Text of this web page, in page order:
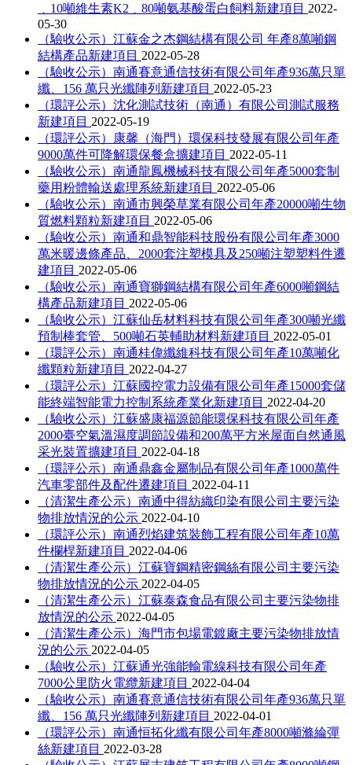
﹑10噸維生素K2﹑80噸氨基酸蛋白飼料新建項目 2022-
05-30
（驗收公示）江蘇金之杰鋼結構有限公司 年產8萬噸鋼
結構產品新建項目 2022-05-28
（驗收公示）南通賽意通信技術有限公司年產936萬只單
纖、156 萬只光纖陣列新建項目 2022-05-23
（環評公示）沈化測試技術（南通）有限公司測試服務
新建項目 2022-05-19
（環評公示）康馨（海門）環保科技發展有限公司年產
9000萬件可降解環保餐盒擴建項目 2022-05-11
（驗收公示）南通龍鳳機械科技有限公司年產5000套制
藥用粉體輸送處理系統新建項目 2022-05-06
（驗收公示）南通市興榮草業有限公司年產20000噸生物
質燃料顆粒新建項目 2022-05-06
（驗收公示）南通和鼎智能科技股份有限公司年產3000
萬米暖邊條產品、2000套注塑模具及250噸注塑塑料件遷
建項目 2022-05-06
（驗收公示）南通寶獅鋼結構有限公司年產6000噸鋼結
構產品新建項目 2022-05-06
（驗收公示）江蘇仙岳材料科技有限公司年產300噸光纖
預制棒套管、500噸石英輔助材料新建項目 2022-05-01
（環評公示）南通桂偉纖維科技有限公司年產10萬噸化
纖顆粒新建項目 2022-04-27
（環評公示）江蘇國控電力設備有限公司年產15000套儲
能終端智能電力控制系統產業化新建項目 2022-04-20
（驗收公示）江蘇盛康福源節能環保科技有限公司年產
2000臺空氣溫濕度調節設備和200萬平方米屋面自然通風
采光裝置擴建項目 2022-04-18
（環評公示）南通鼎鑫金屬制品有限公司年產1000萬件
汽車零部件及配件遷建項目 2022-04-11
（清潔生產公示）南通中得紡織印染有限公司主要污染
物排放情況的公示 2022-04-10
（環評公示）南通烈焰建筑裝飾工程有限公司年產10萬
件欄桿新建項目 2022-04-06
（清潔生產公示）江蘇寶鋼精密鋼絲有限公司主要污染
物排放情況的公示 2022-04-05
（清潔生產公示）江蘇泰森食品有限公司主要污染物排
放情況的公示 2022-04-05
（清潔生產公示）海門市包場電鍍廠主要污染物排放情
況的公示 2022-04-05
（驗收公示）江蘇通光強能輸電線科技有限公司年產
7000公里防火電纜新建項目 2022-04-04
（驗收公示）南通賽意通信技術有限公司年產936萬只單
纖、156 萬只光纖陣列新建項目 2022-04-01
（環評公示）南通恒拓化纖有限公司年產8000噸滌綸彈
絲新建項目 2022-03-28